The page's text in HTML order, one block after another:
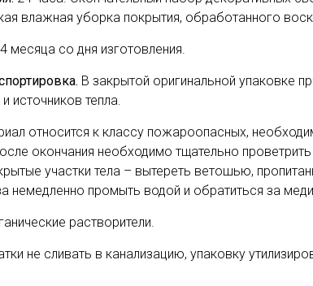
влажная уборка покрытия, обработанного
месяца со дня изготовления.
В закрытой оригинальной упаковке
источников тепла.
относится к классу пожароопасных,
окончания необходимо тщательно
участки тела – вытереть ветошью,
немедленно промыть водой и обратиться за
растворители.
не сливать в канализацию, упаковку